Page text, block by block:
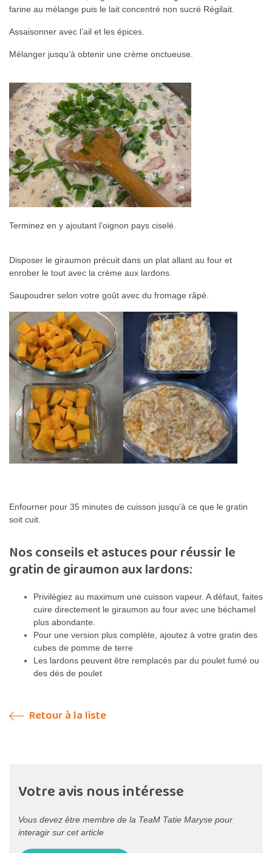
farine au mélange puis le lait concentré non sucré Régilait.
Assaisonner avec l’ail et les épices.
Mélanger jusqu’à obtenir une crème onctueuse.
Terminez en y ajoutant l’oignon pays ciselé.
Disposer le giraumon précuit dans un plat allant au four et
enrober le tout avec la crème aux lardons.
Saupoudrer selon votre goût avec du fromage râpé.
Enfourner pour 35 minutes de cuisson jusqu’à ce que le gratin
soit cuit.
Nos conseils et astuces pour réussir le
gratin de giraumon aux lardons:
Privilégiez au maximum une cuisson vapeur. A défaut, faites
cuire directement le giraumon au four avec une béchamel
plus abondante.
Pour une version plus complète, ajoutez à votre gratin des
cubes de pomme de terre
Les lardons peuvent être remplacés par du poulet fumé ou
des dés de poulet
Retour à la liste
Votre avis nous intéresse
Vous devez être membre de la TeaM Tatie Maryse pour
interagir sur cet article